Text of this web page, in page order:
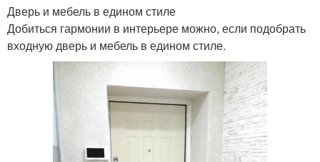
Дверь и мебель в едином стиле
Добиться гармонии в интерьере можно, если подобрать
входную дверь и мебель в едином стиле.